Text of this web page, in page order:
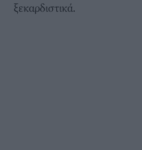
ξεκαρδιστικά.